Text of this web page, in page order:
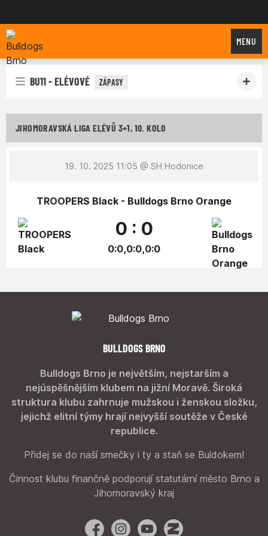
Bulldogs Brno
MENU
BU11 - ELÉVOVÉ ZÁPASY
JIHOMORAVSKÁ LIGA ELÉVŮ 3+1, 10. KOLO
19. 10. 2025 11:05 @ SH Hodonice
TROOPERS Black - Bulldogs Brno Orange
0 : 0
0:0,0:0,0:0
BULLDOGS BRNO
Bulldogs Brno je největším, nejstarším a
nejúspěšnějším klubem na jižní Moravě. Široká
struktura klubu zahrnuje mužskou i ženskou složku,
jejichž elitní týmy hrají nejvyšší soutěže v České
republice.
Přidej se do naší smečky i ty a staň se Buldokem!
Činnost klubu finančně podporují statutární město Brno a
Jihomoravský kraj